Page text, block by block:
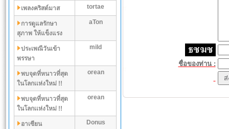
เพลงคริสต์มาส tortae
การดูแลรักษา
สุภาพ ให้แข็งแรง
aTon
ประเพณีวันเข้า
พรรษา
mild
พบจุดที่หนาวที่สุด
ในโลกเเห่งใหม่ !!
orean
พบจุดที่หนาวที่สุด
ในโลกเเห่งใหม่ !!
orean
อาเซียน Donus
ชื่อของท่าน :